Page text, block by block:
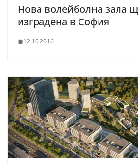
Нова волейболна зала
изградена в София
12.10.2016